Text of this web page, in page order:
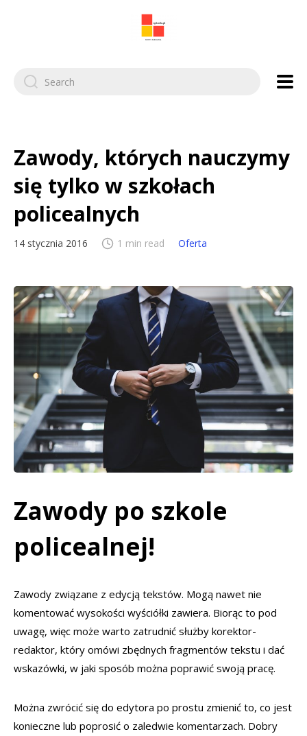
Search
for:
Zawody, których nauczymy
się tylko w szkołach
policealnych
14 stycznia 2016 1 min read Oferta
Zawody po szkole
policealnej!
Zawody związane z edycją tekstów. Mogą nawet nie
komentować wysokości wyściółki zawiera. Biorąc to pod
uwagę, więc może warto zatrudnić służby korektor-
redaktor, który omówi zbędnych fragmentów tekstu i dać
wskazówki, w jaki sposób można poprawić swoją pracę.
Można zwrócić się do edytora po prostu zmienić to, co jest
konieczne lub poprosić o zaledwie komentarzach. Dobry